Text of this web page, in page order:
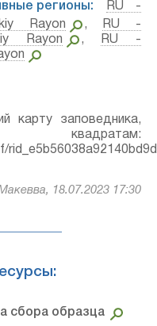
регионы:
RU -
Rayon
,
RU -
Rayon
,
RU -
карту заповедника,
18.07.2023 17:30
сбора образца